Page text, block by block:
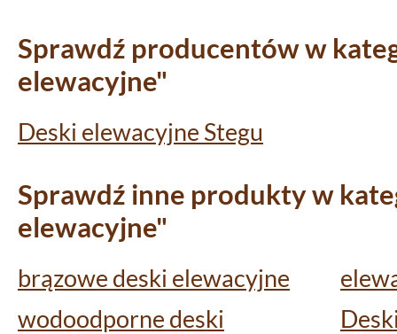
Sprawdź producentów w
elewacyjne"
Deski elewacyjne Stegu
Sprawdź inne produkty w
elewacyjne"
brązowe deski elewacyjne
wodoodporne deski